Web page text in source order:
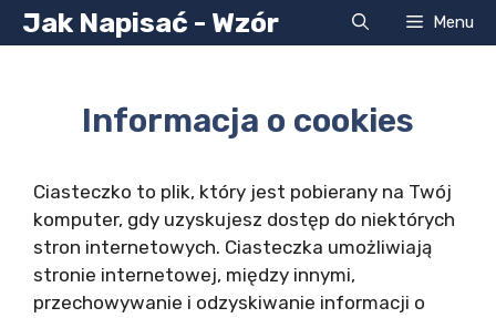
Przejdź
do
Jak Napisać - Wzór Menu
Informacja o cookies
Ciasteczko to plik, który jest pobierany na Twój
komputer, gdy uzyskujesz dostęp do niektórych
stron internetowych. Ciasteczka umożliwiają
stronie internetowej, między innymi,
przechowywanie i odzyskiwanie informacji o